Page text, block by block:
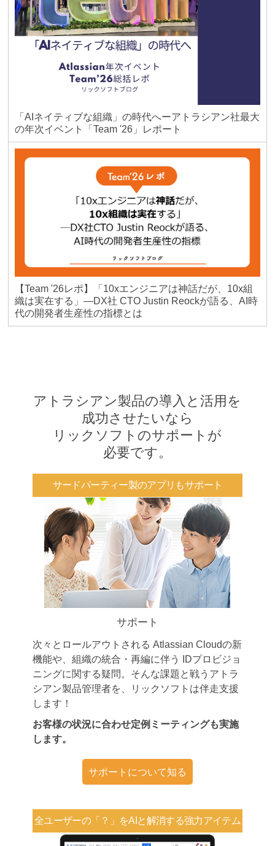
「AIネイティブな組織」の時代へーアトラシアン社最大
の年次イベント「Team '26」レポート
【Team '26レポ】「10xエンジニアは神話だが、10x組
織は実在する」―DX社 CTO Justin Reockが語る、AI時
代の開発者生産性の指標とは
アトラシアン製品の導入と活用を
成功させたいなら
リックソフトのサポートが
必要です。
サードパーティー製のアプリもサポート
サポート
次々とロールアウトされる Atlassian Cloudの新
機能や、組織の統合・再編に伴う IDプロビジョ
ニングに関する疑問。そんな課題と戦うアトラ
シアン製品管理者を、リックソフトは伴走支援
します！
お客様の状況に合わせ定例ミーティングも実施
します。
サポートについて知る
全ユーザーの「？」をAIと解消する強力アイテム